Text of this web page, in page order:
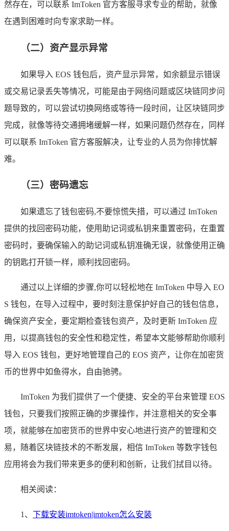
然存在，可以联系 ImToken 官方客服寻求专业的帮助，就像
在遇到困难时向专家求助一样。
（二）资产显示异常
如果导入 EOS 钱包后，资产显示异常，如余额显示错误
或交易记录丢失等情况，可能是由于网络问题或区块链同步问
题导致的，可以尝试切换网络或等待一段时间，让区块链同步
完成，就像等待交通拥堵缓解一样，如果问题仍然存在，同样
可以联系 ImToken 官方客服解决，让专业的人员为你排忧解
难。
（三）密码遗忘
如果遗忘了钱包密码,不要惊慌失措，可以通过 ImToken
提供的找回密码功能，使用助记词或私钥来重置密码，在重置
密码时，要确保输入的助记词或私钥准确无误，就像使用正确
的钥匙打开锁一样，顺利找回密码。
通过以上详细的步骤,你可以轻松地在 ImToken 中导入 EO
S 钱包，在导入过程中，要时刻注意保护好自己的钱包信息，
确保资产安全，要定期检查钱包资产，及时更新 ImToken 应
用，以提高钱包的安全性和稳定性，希望本文能够帮助你顺利
导入 EOS 钱包，更好地管理自己的 EOS 资产，让你在加密货
币的世界中如鱼得水，自由驰骋。
ImToken 为我们提供了一个便捷、安全的平台来管理 EOS
钱包，只要我们按照正确的步骤操作，并注意相关的安全事
项，就能够在加密货币的世界中安心地进行资产的管理和交
易，随着区块链技术的不断发展，相信 ImToken 等数字钱包
应用将会为我们带来更多的便利和创新，让我们拭目以待。
相关阅读：
1、 下载安装imtoken|imtoken怎么安装